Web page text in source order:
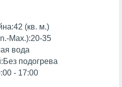
(кв. м.)
Max.):20-35
вода
подогрева
- 17:00